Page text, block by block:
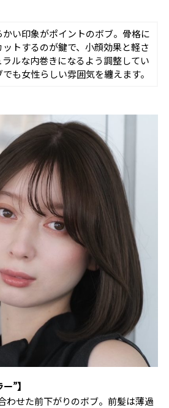
い印象がポイントのボブ。骨格に
トするのが鍵で、小顔効果と軽さ
ルな内巻きになるよう調整してい
も女性らしい雰囲気を纏えます。
”】
わせた前下がりのボブ。前髪は薄過